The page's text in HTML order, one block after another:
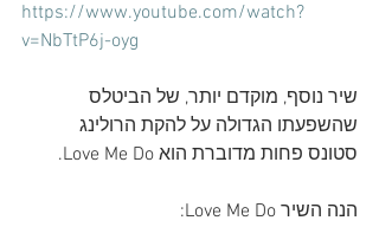
https://www.youtube.com/watch?
v=NbTtP6j-oyg
שיר נוסף, מוקדם יותר, של הביטלס
שהשפעתו הגדולה על להקת הרולינג
סטונס פחות מדוברת הוא Love Me Do.
הנה השיר Love Me Do: